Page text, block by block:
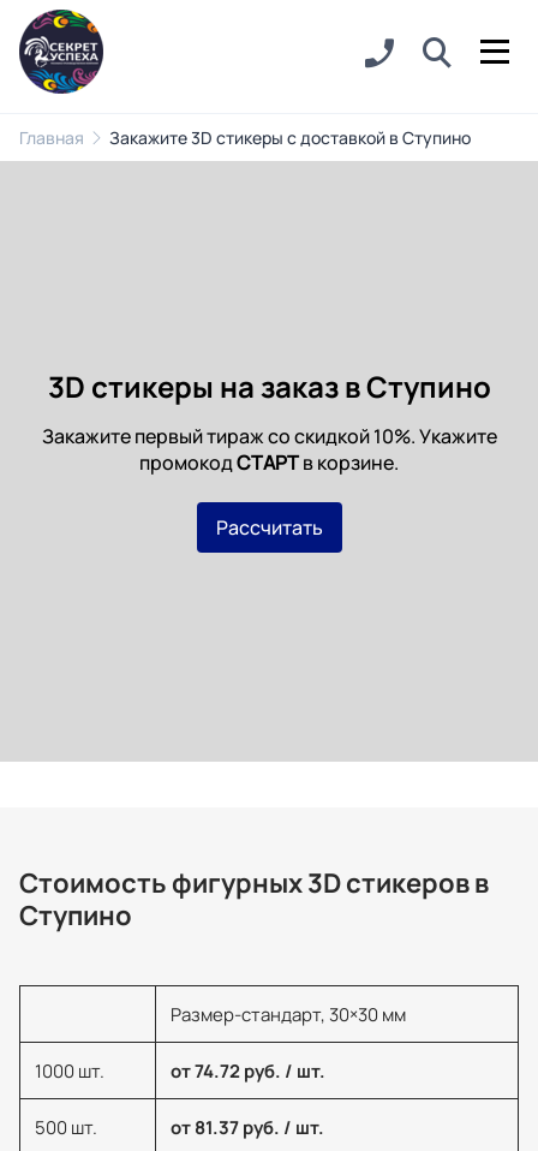
Главная Закажите 3D стикеры с доставкой в Ступино
3D стикеры на заказ в Ступино
Закажите первый тираж со скидкой 10%. Укажите
промокодСТАРТв корзине.
Рассчитать
Стоимость фигурных 3D стикеров в
Ступино
Размер-стандарт, 30×30 мм
1000 шт. от 74.72 руб. / шт.
500 шт. от 81.37 руб. / шт.